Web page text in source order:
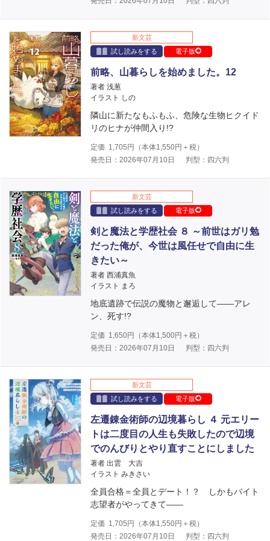
新文芸
試し読みをする
電子版
前略、山暮らしを始めました。12
著者 浅葱
イラスト しの
隣山に新たなもふもふ、危険な生物ヒクイド
リのヒナが仲間入り!?
定価 1,705 円（本体1,550円＋税）
発売日：2026年07月10日
判型：四六判
新文芸
試し読みをする
電子版
剣と魔法と学歴社会 ８ ～前世はガリ勉
だった俺が、今世は風任せで自由に生
きたい～
著者 西浦真魚
イラスト まろ
地底遺跡で伝説の魔物と邂逅して――アレ
ン、死す!?
定価 1,650円（本体1,500円＋税）
発売日：2026年07月10日
判型：四六判
新文芸
試し読みをする
電子版
左遷錬金術師の辺境暮らし ４ 元エリー
トは二度目の人生も失敗したので辺境
でのんびりとやり直すことにしました
著者 出雲 大吉
イラスト みきさい
全員合格＝全員とデート！？ しかもバイト
志望者がやってきて――
定価 1,705 円（本体1,550円＋税）
発売日：2026年07月10日
判型：四六判